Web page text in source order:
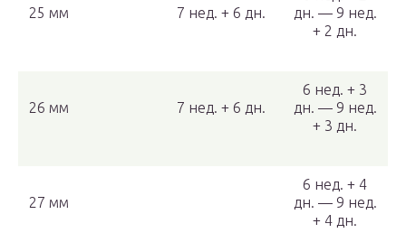
25 мм 7 нед. + 6 дн.
дн. — 9 нед.
+ 2 дн.
26 мм 7 нед. + 6 дн.
6 нед. + 3
дн. — 9 нед.
+ 3 дн.
27 мм
6 нед. + 4
дн. — 9 нед.
+ 4 дн.